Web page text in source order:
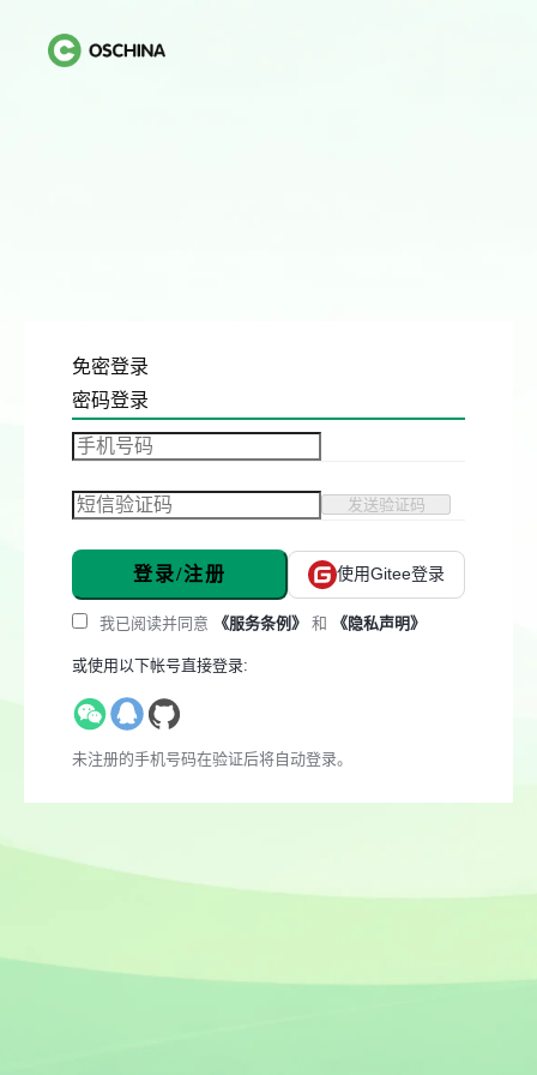
免密登录
密码登录
发送验证码
登录/注册 使用Gitee登录
我已阅读并同意 《服务条例》 和 《隐私声明》
或使用以下帐号直接登录:
未注册的手机号码在验证后将自动登录。